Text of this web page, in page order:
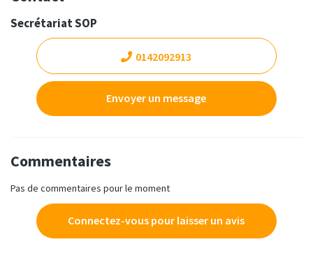
Secrétariat SOP
0142092913
Envoyer un message
Commentaires
Pas de commentaires pour le moment
Connectez-vous pour laisser un avis